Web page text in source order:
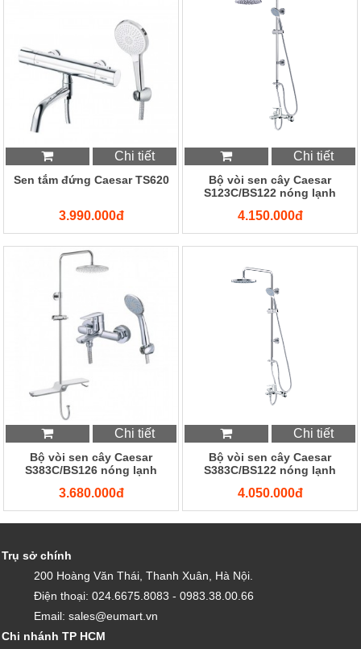
Chi tiết
Sen tắm đứng Caesar TS620
3.990.000đ
Chi tiết
Bộ vòi sen cây Caesar
S123C/BS122 nóng lạnh
4.150.000đ
Chi tiết
Bộ vòi sen cây Caesar
S383C/BS126 nóng lạnh
3.680.000đ
Chi tiết
Bộ vòi sen cây Caesar
S383C/BS122 nóng lạnh
4.050.000đ
Trụ sở chính
200 Hoàng Văn Thái, Thanh Xuân, Hà Nội.
Điện thoại: 024.6675.8083 - 0983.38.00.66
Email: sales@eumart.vn
Chi nhánh TP HCM